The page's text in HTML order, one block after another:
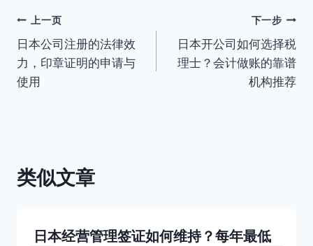
文
章
导
上一页
日本公司注册的法律效
力，印章证明的申请与
使用
下一步
日本开公司如何选择税
理士？会计做账的靠谱
机构推荐
类似文章
日本经营管理签证如何维持？每年最低